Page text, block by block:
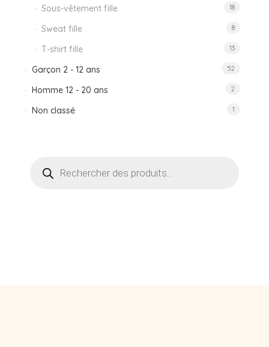
Sous-vêtement fille 18
Sweat fille 8
T-shirt fille 13
Garçon 2 - 12 ans 52
Homme 12 - 20 ans 2
Non classé 1